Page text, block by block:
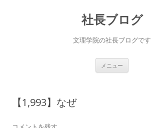
社長ブログ
文理学院の社長ブログです
メニュー
【1,993】なぜ